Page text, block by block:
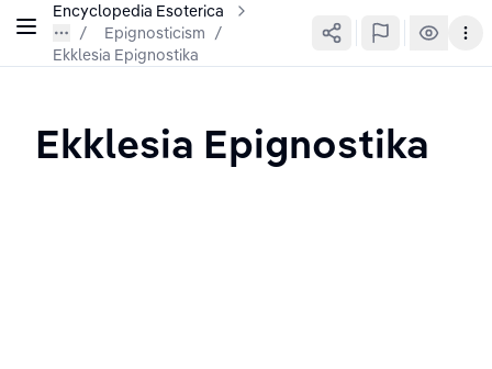
Encyclopedia Esoterica
Epignosticism /
Ekklesia Epignostika
Ekklesia Epignostika